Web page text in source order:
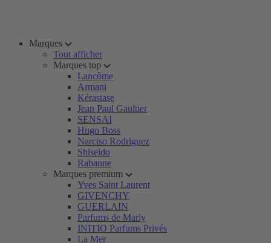
Marques
Tout afficher
Marques top
Lancôme
Armani
Kérastase
Jean Paul Gaultier
SENSAI
Hugo Boss
Narciso Rodriguez
Shiseido
Rabanne
Marques premium
Yves Saint Laurent
GIVENCHY
GUERLAIN
Parfums de Marly
INITIO Parfums Privés
La Mer